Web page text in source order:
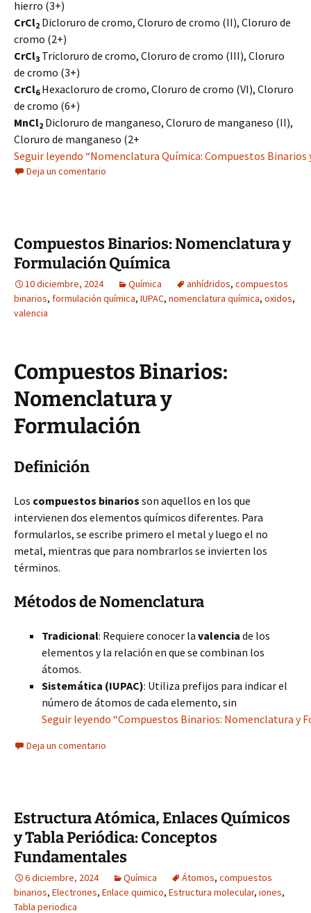
hierro (3+)
CrCl2 Dicloruro de cromo, Cloruro de cromo (II), Cloruro de
cromo (2+)
CrCl3 Tricloruro de cromo, Cloruro de cromo (III), Cloruro
de cromo (3+)
CrCl6Hexacloruro de cromo, Cloruro de cromo (VI), Cloruro
de cromo (6+)
MnCl2 Dicloruro de manganeso, Cloruro de manganeso (II),
Cloruro de manganeso (2+
Seguir leyendo “Nomenclatura Química: Compuestos Binarios
Deja un comentario
Compuestos Binarios: Nomenclatura y
Formulación Química
10 diciembre, 2024 Química anhídridos, compuestos
binarios, formulación química, IUPAC, nomenclatura química, oxidos,
valencia
Compuestos Binarios:
Nomenclatura y
Formulación
Definición
Los compuestos binarios son aquellos en los que
intervienen dos elementos químicos diferentes. Para
formularlos, se escribe primero el metal y luego el no
metal, mientras que para nombrarlos se invierten los
términos.
Métodos de Nomenclatura
Tradicional: Requiere conocer la valencia de los
elementos y la relación en que se combinan los
átomos.
Sistemática (IUPAC): Utiliza prefijos para indicar el
número de átomos de cada elemento, sin
Seguir leyendo “Compuestos Binarios: Nomenclatura y
Deja un comentario
Estructura Atómica, Enlaces Químicos
y Tabla Periódica: Conceptos
Fundamentales
6 diciembre, 2024 Química Átomos, compuestos
binarios, Electrones, Enlace quimico, Estructura molecular, iones,
Tabla periodica